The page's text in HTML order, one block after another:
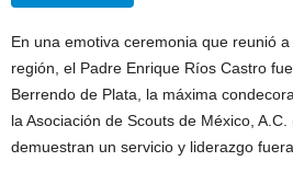
En una emotiva ceremonia que reunió
región, el Padre Enrique Ríos Castro
Berrendo de Plata, la máxima
la Asociación de Scouts de México,
demuestran un servicio y liderazgo